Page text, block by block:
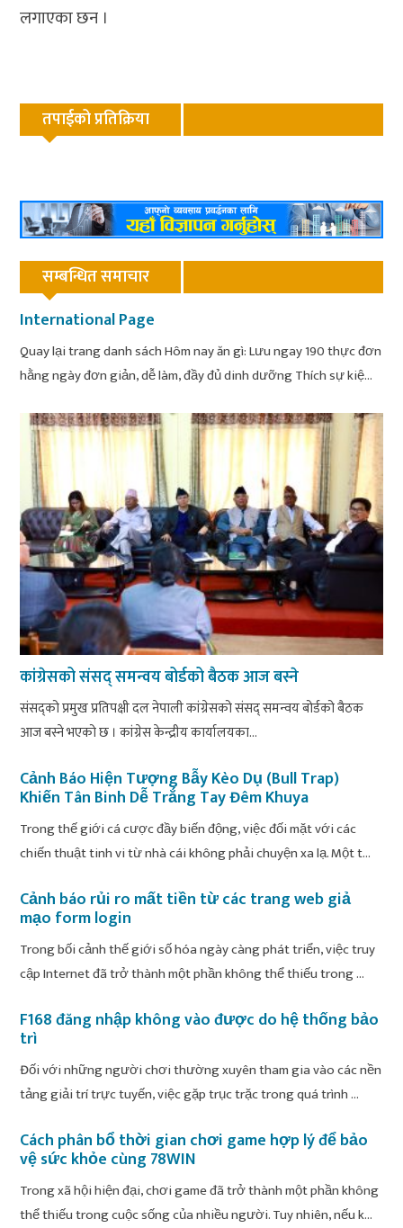
लगाएका छन ।
तपाईको प्रतिक्रिया
सम्बन्धित समाचार
International Page
Quay lại trang danh sách Hôm nay ăn gì: Lưu ngay 190 thực đơn
hằng ngày đơn giản, dễ làm, đầy đủ dinh dưỡng Thích sự kiệ...
कांग्रेसको संसद् समन्वय बोर्डको बैठक आज बस्ने
संसद्को प्रमुख प्रतिपक्षी दल नेपाली कांग्रेसको संसद् समन्वय बोर्डको बैठक
आज बस्ने भएको छ । कांग्रेस केन्द्रीय कार्यालयका...
Cảnh Báo Hiện Tượng Bẫy Kèo Dụ (Bull Trap)
Khiến Tân Binh Dễ Trắng Tay Đêm Khuya
Trong thế giới cá cược đầy biến động, việc đối mặt với các
chiến thuật tinh vi từ nhà cái không phải chuyện xa lạ. Một t...
Cảnh báo rủi ro mất tiền từ các trang web giả
mạo form login
Trong bối cảnh thế giới số hóa ngày càng phát triển, việc truy
cập Internet đã trở thành một phần không thể thiếu trong ...
F168 đăng nhập không vào được do hệ thống bảo
trì
Đối với những người chơi thường xuyên tham gia vào các nền
tảng giải trí trực tuyến, việc gặp trục trặc trong quá trình ...
Cách phân bổ thời gian chơi game hợp lý để bảo
vệ sức khỏe cùng 78WIN
Trong xã hội hiện đại, chơi game đã trở thành một phần không
thể thiếu trong cuộc sống của nhiều người. Tuy nhiên, nếu k...